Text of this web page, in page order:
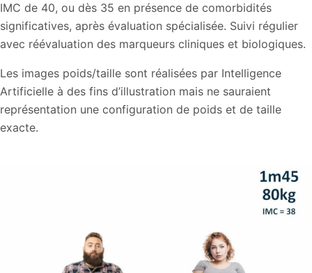
IMC de 40, ou dès 35 en présence de comorbidités
significatives, après évaluation spécialisée. Suivi régulier
avec réévaluation des marqueurs cliniques et biologiques.
Les images poids/taille sont réalisées par Intelligence
Artificielle à des fins d’illustration mais ne sauraient
représentation une configuration de poids et de taille
exacte.